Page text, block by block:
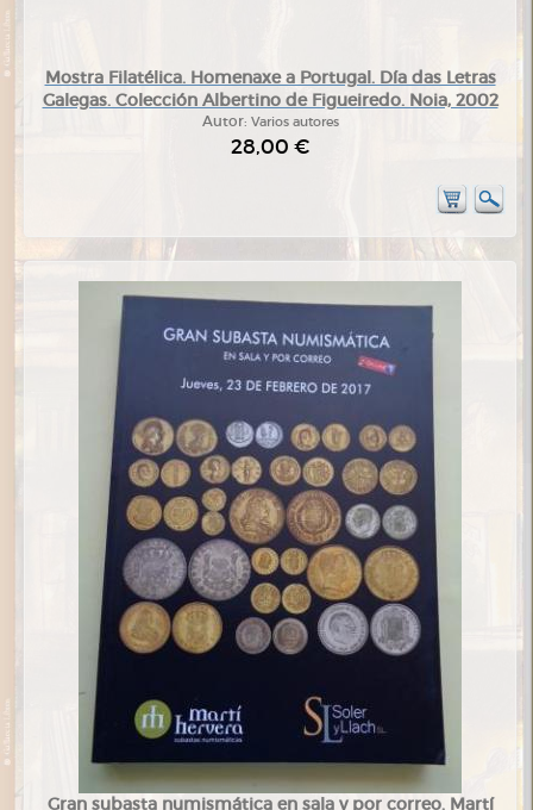
Mostra Filatélica. Homenaxe a Portugal. Día das Letras
Galegas. Colección Albertino de Figueiredo. Noia, 2002
Autor: Varios autores
28,00 €
Gran subasta numismática en sala y por correo. Martí